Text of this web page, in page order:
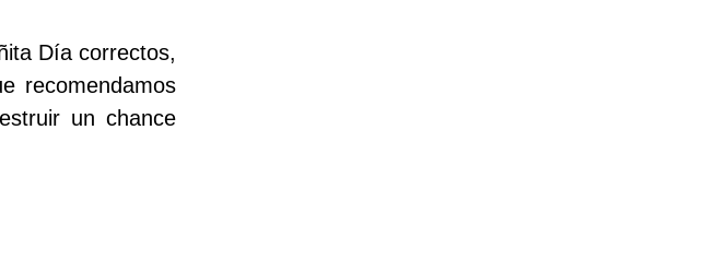
Día correctos,
recomendamos
un chance